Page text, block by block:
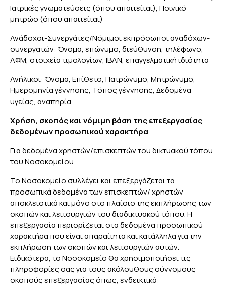
Ιατρικές γνωματεύσεις (όπου απαιτείται), Ποινικό
μητρώο (όπου απαιτείται)
Ανάδοχοι-Συνεργάτες/Νόμιμοι εκπρόσωποι αναδόχων-
συνεργατών: Όνομα, επώνυμο, διεύθυνση, τηλέφωνο,
ΑΦM, στοιχεία τιμολογίων, IBAN, επαγγελματική ιδιότητα
Ανήλικοι: Όνομα, Επίθετο, Πατρώνυμο, Μητρώνυμο,
Ημερομηνία γέννησης, Τόπος γέννησης, Δεδομένα
υγείας, αναπηρία.
Χρήση, σκοπός και νόμιμη βάση της επεξεργασίας
δεδομένων προσωπικού χαρακτήρα
Για δεδομένα χρηστών/επισκεπτών του δικτυακού τόπου
του Νοσοκομείου
Το Νοσοκομείο συλλέγει και επεξεργάζεται τα
προσωπικά δεδομένα των επισκεπτών/ χρηστών
αποκλειστικά και μόνο στο πλαίσιο της εκπλήρωσης των
σκοπών και λειτουργιών του διαδικτυακού τόπου. Η
επεξεργασία περιορίζεται στα δεδομένα προσωπικού
χαρακτήρα που είναι απαραίτητα και κατάλληλα για την
εκπλήρωση των σκοπών και λειτουργιών αυτών.
Ειδικότερα, το Νοσοκομείο θα χρησιμοποιήσει τις
πληροφορίες σας για τους ακόλουθους σύννομους
σκοπούς επεξεργασίας όπως, ενδεικτικά: